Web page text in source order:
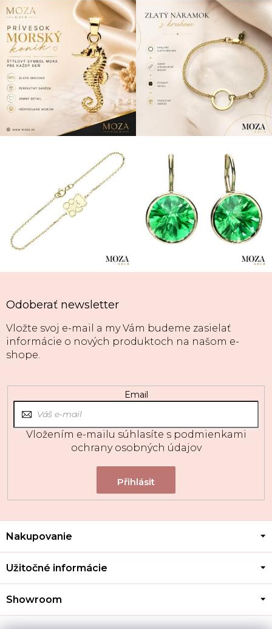
Odoberať newsletter
Vložte svoj e-mail a my Vám budeme zasielať
informácie o nových produktoch na našom e-
shope.
Email
Vložením e-mailu súhlasíte s podmienkami
ochrany osobných údajov
Z
p
t
Nakupovanie
Užitočné informácie
Showroom